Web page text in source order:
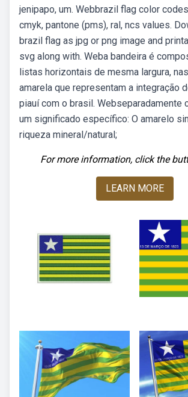
jenipapo, um. Webbrazil flag color
cmyk, pantone (pms), ral, ncs values.
brazil flag as jpg or png image and
svg along with. Weba bandeira é
listas horizontais de mesma largura,
amarela que representam a integração
piauí com o brasil. Webseparadamente
um significado específico: O amarelo
riqueza mineral/natural;
For more information, click the
LEARN MORE